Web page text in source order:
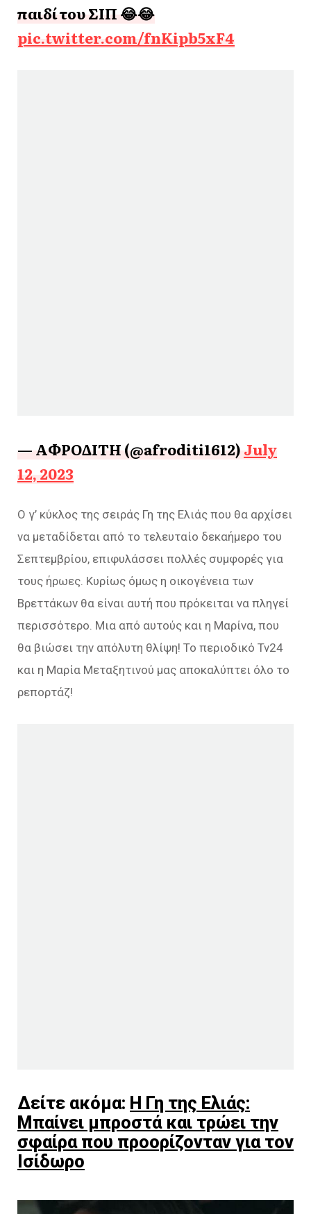
παιδί του ΣΙΠ 😂😂
pic.twitter.com/fnKipb5xF4
— ΑΦΡΟΔΙΤΗ (@afroditi1612)July
12, 2023
Ο γ’ κύκλος της σειράς Γη της Ελιάς που θα αρχίσει
να μεταδίδεται από το τελευταίο δεκαήμερο του
Σεπτεμβρίου, επιφυλάσσει πολλές συμφορές για
τους ήρωες. Κυρίως όμως η οικογένεια των
Βρεττάκων θα είναι αυτή που πρόκειται να πληγεί
περισσότερο. Μια από αυτούς και η Μαρίνα, που
θα βιώσει την απόλυτη θλίψη! Το περιοδικό Tv24
και η Μαρία Μεταξητινού μας αποκαλύπτει όλο το
ρεπορτάζ!
Δείτε ακόμα: Η Γη της Ελιάς:
Μπαίνει μπροστά και τρώει την
σφαίρα που προορίζονταν για τον
Ισίδωρο